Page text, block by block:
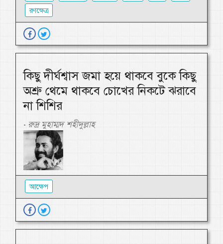
রণক্ষেত্র
কিছু দীর্ঘশ্বাস জমা হয়ে থাকবে বুকে কিছু
অশ্রু থেমে থাকবে চোখের নিকটে ঝরাবে
না শিশির
- রুদ্র মুহাম্মদ শহীদুল্লাহ
আক্ষেপ